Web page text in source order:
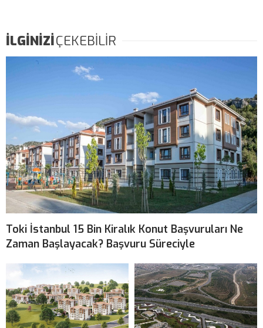
İLGİNİZİÇEKEBİLİR
Toki İstanbul 15 Bin Kiralık Konut Başvuruları Ne
Zaman Başlayacak? Başvuru Süreciyle